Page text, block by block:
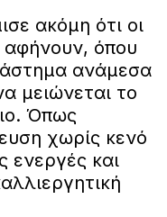
ακόμη ότι οι
αφήνουν, όπου
ανάμεσα
μειώνεται το
Όπως
χωρίς κενό
ενεργές και